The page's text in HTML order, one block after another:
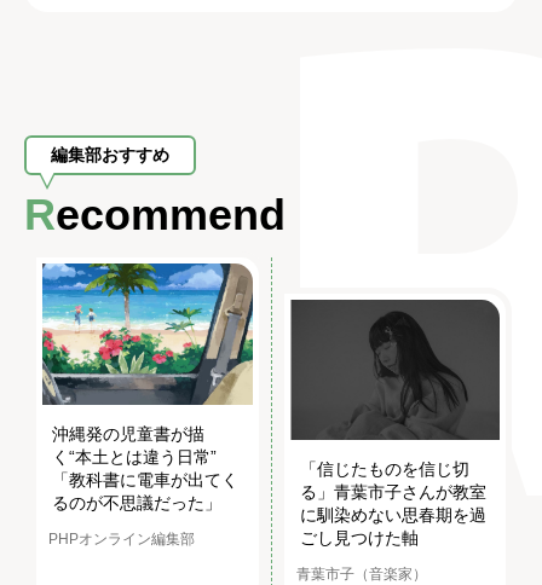
編集部おすすめ
Recommend
沖縄発の児童書が描
く“本土とは違う日常”
「教科書に電車が出てく
るのが不思議だった」
PHPオンライン編集部
「信じたものを信じ切
る」青葉市子さんが教室
に馴染めない思春期を過
ごし見つけた軸
青葉市子（音楽家）